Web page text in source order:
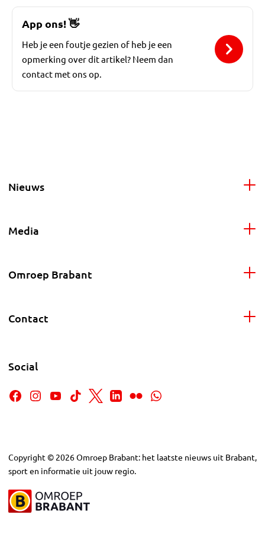
App ons!👋
Heb je een foutje gezien of heb je een
opmerking over dit artikel? Neem dan
contact met ons op.
Nieuws
Media
Omroep Brabant
Contact
Social
Copyright © 2026Omroep Brabant: het laatste nieuws uit Brabant,
sport en informatie uit jouw regio.